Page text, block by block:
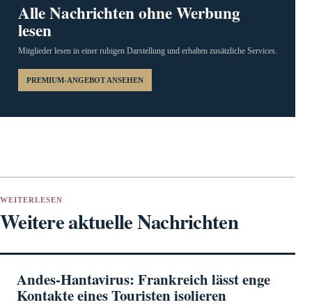
Alle Nachrichten ohne Werbung
lesen
Mitglieder lesen in einer ruhigen Darstellung und erhalten zusätzliche Services.
PREMIUM-ANGEBOT ANSEHEN
WEITERLESEN
Weitere aktuelle Nachrichten
Andes-Hantavirus: Frankreich lässt enge
Kontakte eines Touristen isolieren